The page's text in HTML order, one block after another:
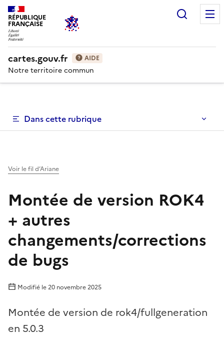
RÉPUBLIQUE
FRANÇAISE
cartes.gouv.fr AIDE
Notre territoire commun
Dans cette rubrique
Voir le fil d’Ariane
Montée de version ROK4
+ autres
changements/corrections
de bugs
Modifié le20 novembre 2025
Montée de version de rok4/fullgeneration
en 5.0.3